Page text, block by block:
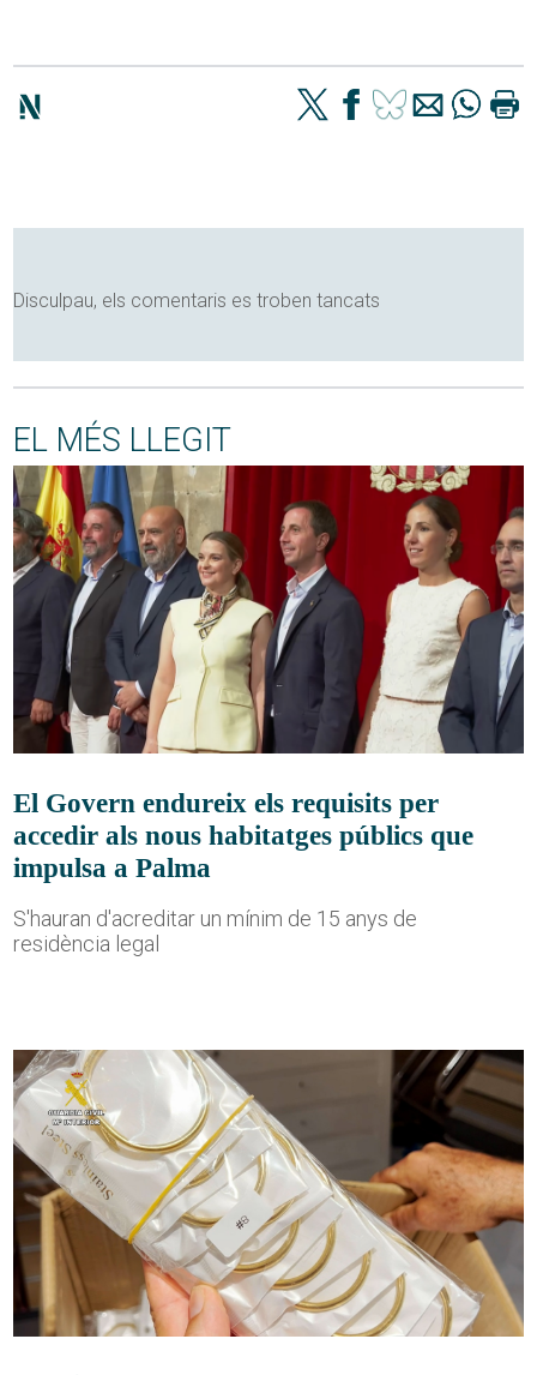
Disculpau, els comentaris es troben tancats
EL MÉS LLEGIT
El Govern endureix els requisits per
accedir als nous habitatges públics que
impulsa a Palma
S'hauran d'acreditar un mínim de 15 anys de
residència legal